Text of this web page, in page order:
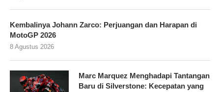
Kembalinya Johann Zarco: Perjuangan dan Harapan di
MotoGP 2026
8 Agustus 2026
Marc Marquez Menghadapi Tantangan
Baru di Silverstone: Kecepatan yang